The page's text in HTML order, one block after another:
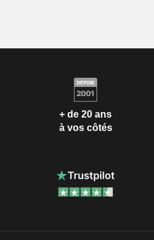
+ de 20 ans
à vos côtés